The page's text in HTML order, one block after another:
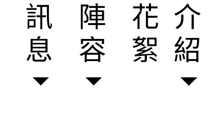
訊
息
陣
容
花
絮
介
紹